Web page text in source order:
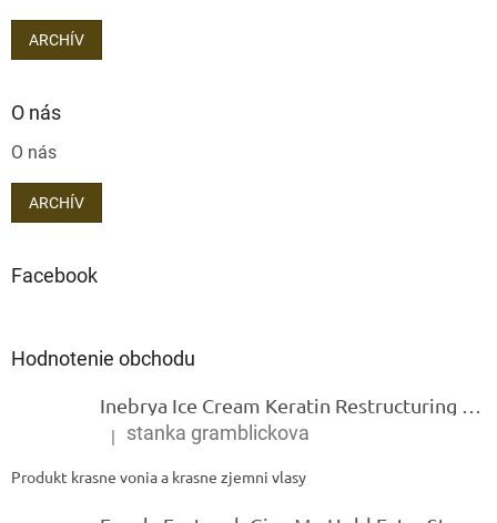
ARCHÍV
O nás
O nás
ARCHÍV
Facebook
Hodnotenie obchodu
Inebrya Ice Cream Keratin Restructuring Mask – reštrukturalizačná maska s keratínom 1000 ml
Hodnotenie produktu je 5 z 5 hviezdičiek.
| stanka gramblickova
Produkt krasne vonia a krasne zjemni vlasy